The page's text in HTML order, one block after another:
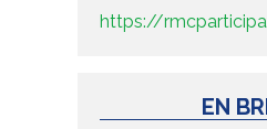
https://
EN